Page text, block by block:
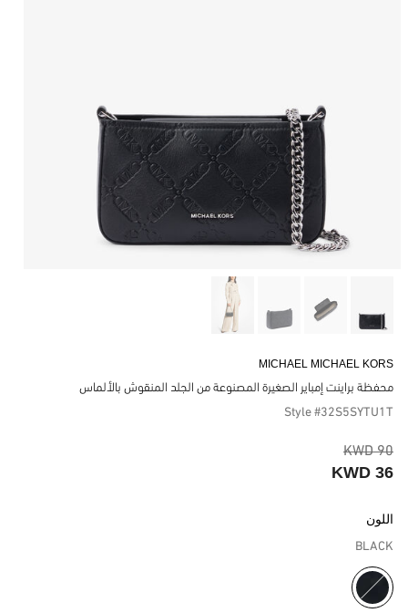
MICHAEL MICHAEL KORS
محفظة براينت إمباير الصغيرة المصنوعة من الجلد المنقوش بالألماس
Style #32S5SYTU1T
90 KWD
36 KWD
اللون
BLACK
مختار